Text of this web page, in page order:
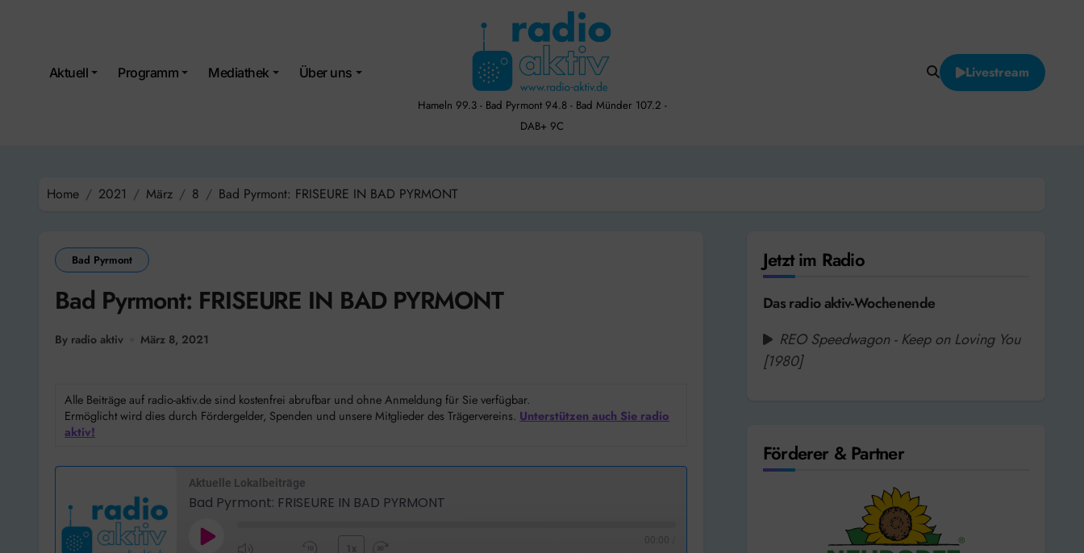
Aktuell Programm Mediathek Über uns
Hameln 99.3 - Bad Pyrmont 94.8 - Bad Münder 107.2 -
DAB+ 9C
Livestream
Home 2021 März 8 Bad Pyrmont: FRISEURE IN BAD PYRMONT
Bad Pyrmont
Bad Pyrmont: FRISEURE IN BAD PYRMONT
By radio aktiv März 8, 2021
Alle Beiträge auf radio-aktiv.de sind kostenfrei abrufbar und ohne Anmeldung für Sie verfügbar.
Ermöglicht wird dies durch Fördergelder, Spenden und unsere Mitglieder des Trägervereins. Unterstützen auch Sie radio
aktiv!
Aktuelle Lokalbeiträge
Bad Pyrmont: FRISEURE IN BAD PYRMONT
Play
1x
00:00
Jetzt im Radio
Das radio aktiv-Wochenende
REO Speedwagon - Keep on Loving You
[1980]
Förderer & Partner